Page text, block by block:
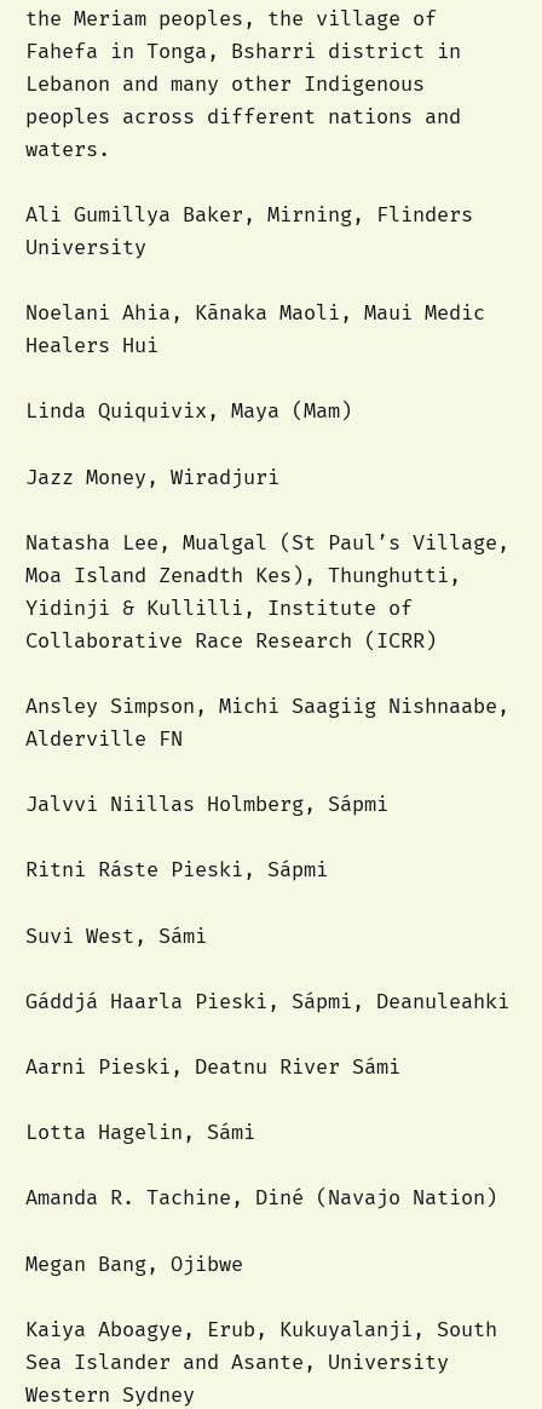
the Meriam peoples, the village of
Fahefa in Tonga, Bsharri district in
Lebanon and many other Indigenous
peoples across different nations and
waters.
Ali Gumillya Baker, Mirning, Flinders
University
Noelani Ahia, Kānaka Maoli, Maui Medic
Healers Hui
Linda Quiquivix, Maya (Mam)
Jazz Money, Wiradjuri
Natasha Lee, Mualgal (St Paul’s Village,
Moa Island Zenadth Kes), Thunghutti,
Yidinji & Kullilli, Institute of
Collaborative Race Research (ICRR)
Ansley Simpson, Michi Saagiig Nishnaabe,
Alderville FN
Jalvvi Niillas Holmberg, Sápmi
Ritni Ráste Pieski, Sápmi
Suvi West, Sámi
Gáddjá Haarla Pieski, Sápmi, Deanuleahki
Aarni Pieski, Deatnu River Sámi
Lotta Hagelin, Sámi
Amanda R. Tachine, Diné (Navajo Nation)
Megan Bang, Ojibwe
Kaiya Aboagye, Erub, Kukuyalanji, South
Sea Islander and Asante, University
Western Sydney